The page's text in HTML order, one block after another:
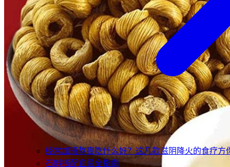
经常加班熬夜吃什么好？这几款滋阴降火的食疗方
石斛搭配宜忌全指南